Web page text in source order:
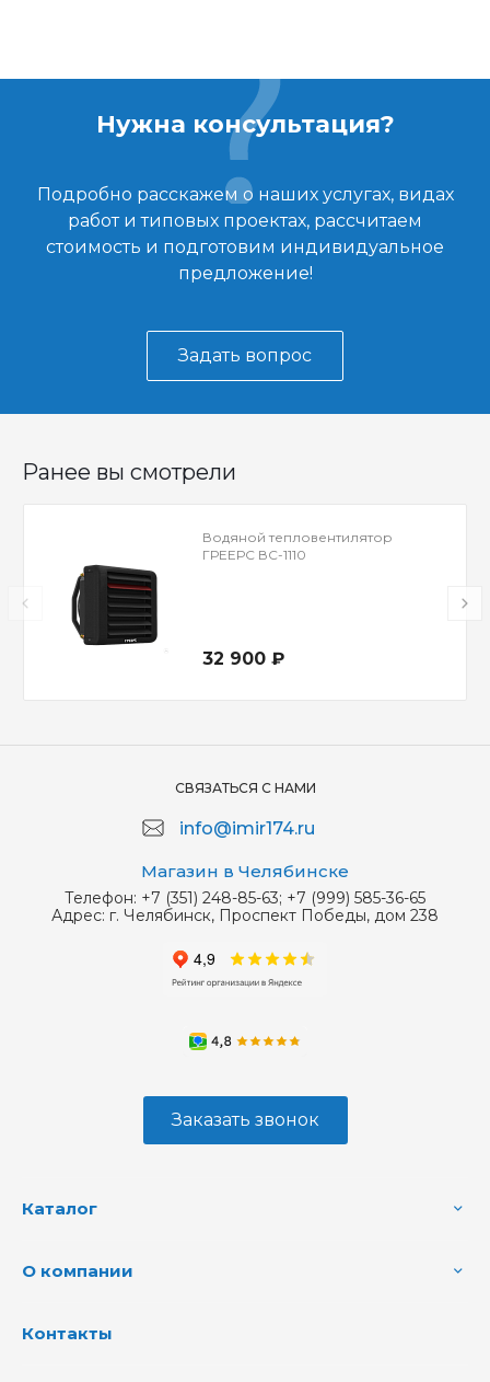
Нужна консультация?
Подробно расскажем о наших услугах, видах
работ и типовых проектах, рассчитаем
стоимость и подготовим индивидуальное
предложение!
Задать вопрос
Ранее вы смотрели
Водяной тепловентилятор
ГРЕЕРС ВС-1110
32 900 ₽
СВЯЗАТЬСЯ С НАМИ
info@imir174.ru
Магазин в Челябинске
Телефон: +7 (351) 248-85-63; +7 (999) 585-36-65
Адрес: г. Челябинск, Проспект Победы, дом 238
Заказать звонок
Каталог
О компании
Контакты